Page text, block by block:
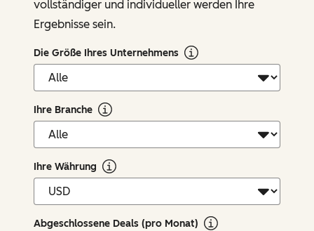
vollständiger und individueller werden Ihre
Ergebnisse sein.
Die Größe Ihres Unternehmens
Ihre Branche
Ihre Währung
Abgeschlossene Deals (pro Monat)